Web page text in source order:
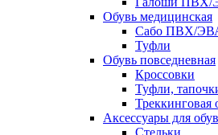
Обувь медицинская
Сабо ПВХ/
Туфли
Обувь повседневная
Кроссовки
Туфли,
Треккинговая
Аксессуары для
Стельки